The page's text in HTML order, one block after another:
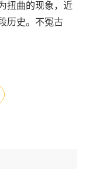
扭曲的现象，近
历史。不冤古